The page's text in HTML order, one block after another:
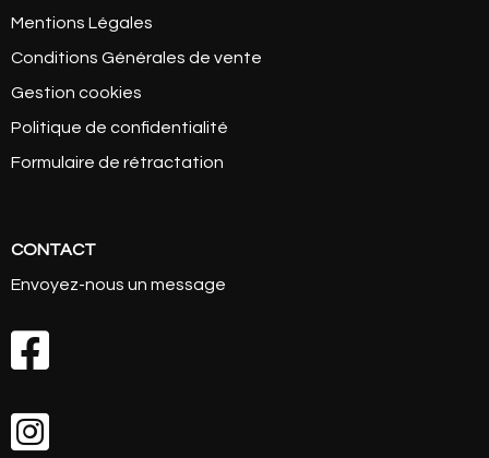
Mentions Légales
Conditions Générales de vente
Gestion cookies
Politique de confidentialité
Formulaire de rétractation
CONTACT
Envoyez-nous un message

